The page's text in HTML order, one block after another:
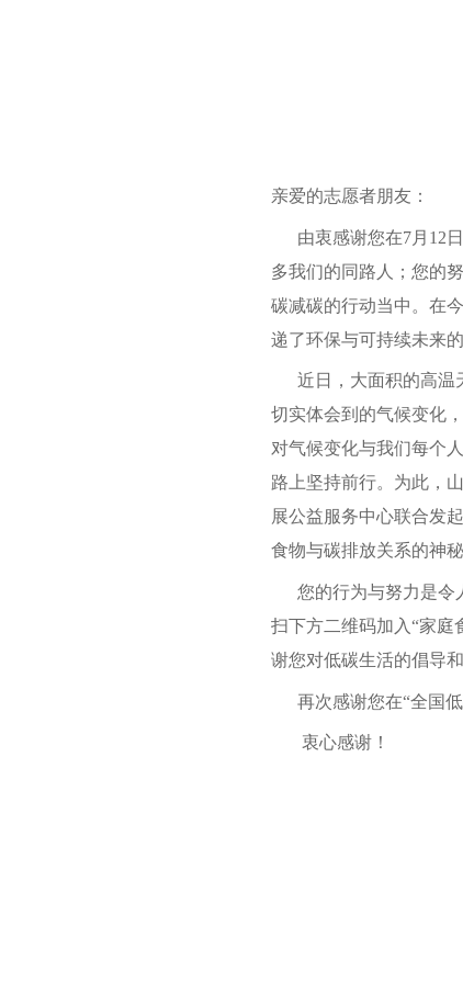
亲爱的志愿者朋友：
由衷感谢您在7月12日
多我们的同路人；您的
碳减碳的行动当中。在
递了环保与可持续未来
近日，大面积的高温
切实体会到的气候变化
对气候变化与我们每个
路上坚持前行。为此，
展公益服务中心联合发
食物与碳排放关系的神
您的行为与努力是令
扫下方二维码加入“家庭
谢您对低碳生活的倡导和
再次感谢您在“全国低
衷心感谢！